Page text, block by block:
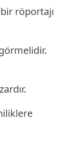
röportajı